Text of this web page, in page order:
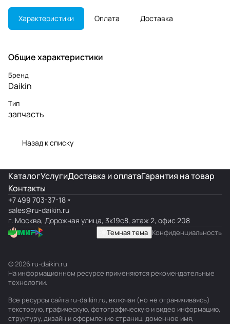
Характеристики Оплата Доставка
Общие характеристики
Бренд
Daikin
Тип
запчасть
Назад к списку
КаталогУслугиДоставка и оплатаГарантия на товар
Контакты
+7 499 703-37-18
sales@ru-daikin.ru
г. Москва, Дорожная улица, 3к19с8, этаж 2, офис 208
Темная тема Конфиденциальность
© 2026 ru-daikin.ru
На информационном ресурсе применяются рекомендательные
технологии.
Все ресурсы сайта ru-daikin.ru, включая (но не ограничиваясь)
текстовую, графическую, фотографическую и видео информацию,
структуру, дизайн и оформление страниц, доменное имя,